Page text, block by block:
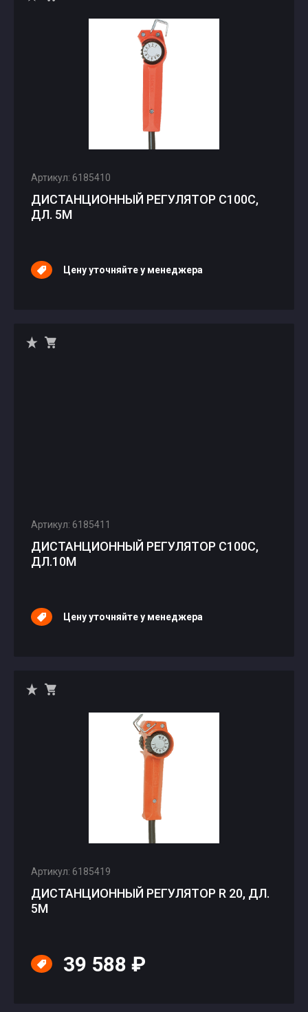
Артикул: 6185410
ДИСТАНЦИОННЫЙ РЕГУЛЯТОР C100С,
ДЛ. 5М
Цену уточняйте у менеджера
Артикул: 6185411
ДИСТАНЦИОННЫЙ РЕГУЛЯТОР C100С,
ДЛ.10М
Цену уточняйте у менеджера
Артикул: 6185419
ДИСТАНЦИОННЫЙ РЕГУЛЯТОР R 20, ДЛ.
5М
39 588 ₽